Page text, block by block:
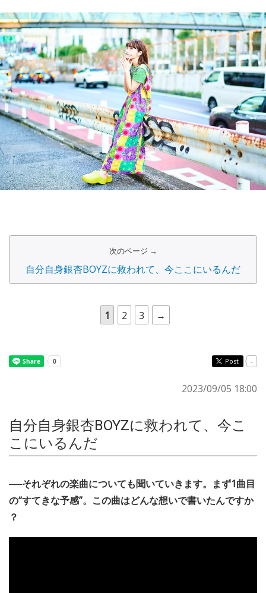
次のページ →
自分自身銀杏BOYZに救われて、今ここにいるんだ
1 2 3 →
Post -
2023/09/05 18:00
自分自身銀杏BOYZに救われて、今こ
こにいるんだ
──それぞれの楽曲についても聞いていきます。まず1曲目
の“すてきな予感”。この曲はどんな想いで書いたんですか
？